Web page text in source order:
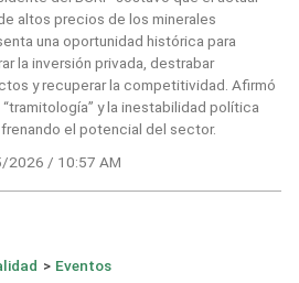
altos precios de los minerales
una oportunidad histórica para
la inversión privada, destrabar
y recuperar la competitividad. Afirmó
“tramitología” y la inestabilidad política
el potencial del sector.
2026 / 10:57 AM
> Eventos